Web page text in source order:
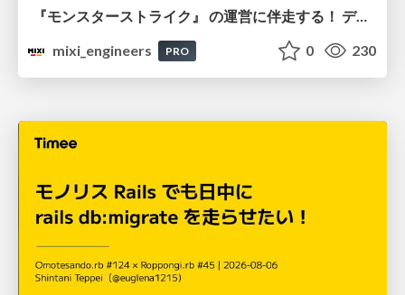
『モンスターストライク』 の運営に伴走する！ データ民主化への 解析グループの3つのアプローチ
mixi_engineers
PRO 0 230